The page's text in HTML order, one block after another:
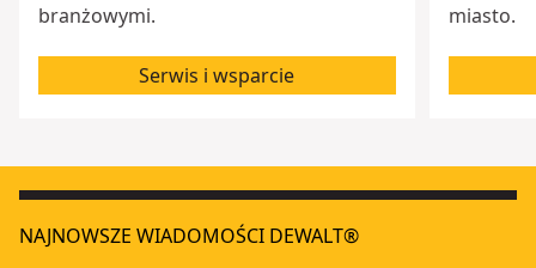
branżowymi.
Serwis i wsparcie
miasto.
NAJNOWSZE WIADOMOŚCI DEWALT®